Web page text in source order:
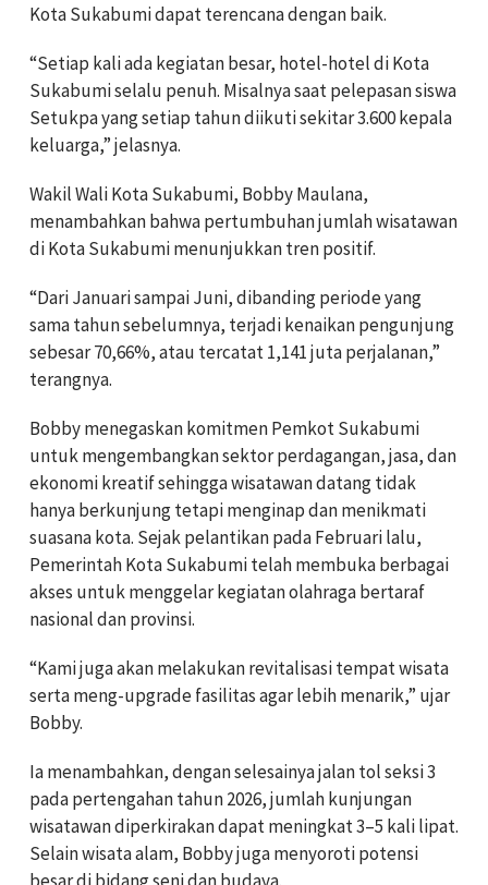
Kota Sukabumi dapat terencana dengan baik.
“Setiap kali ada kegiatan besar, hotel-hotel di Kota
Sukabumi selalu penuh. Misalnya saat pelepasan siswa
Setukpa yang setiap tahun diikuti sekitar 3.600 kepala
keluarga,” jelasnya.
Wakil Wali Kota Sukabumi, Bobby Maulana,
menambahkan bahwa pertumbuhan jumlah wisatawan
di Kota Sukabumi menunjukkan tren positif.
“Dari Januari sampai Juni, dibanding periode yang
sama tahun sebelumnya, terjadi kenaikan pengunjung
sebesar 70,66%, atau tercatat 1,141 juta perjalanan,”
terangnya.
Bobby menegaskan komitmen Pemkot Sukabumi
untuk mengembangkan sektor perdagangan, jasa, dan
ekonomi kreatif sehingga wisatawan datang tidak
hanya berkunjung tetapi menginap dan menikmati
suasana kota. Sejak pelantikan pada Februari lalu,
Pemerintah Kota Sukabumi telah membuka berbagai
akses untuk menggelar kegiatan olahraga bertaraf
nasional dan provinsi.
“Kami juga akan melakukan revitalisasi tempat wisata
serta meng-upgrade fasilitas agar lebih menarik,” ujar
Bobby.
Ia menambahkan, dengan selesainya jalan tol seksi 3
pada pertengahan tahun 2026, jumlah kunjungan
wisatawan diperkirakan dapat meningkat 3–5 kali lipat.
Selain wisata alam, Bobby juga menyoroti potensi